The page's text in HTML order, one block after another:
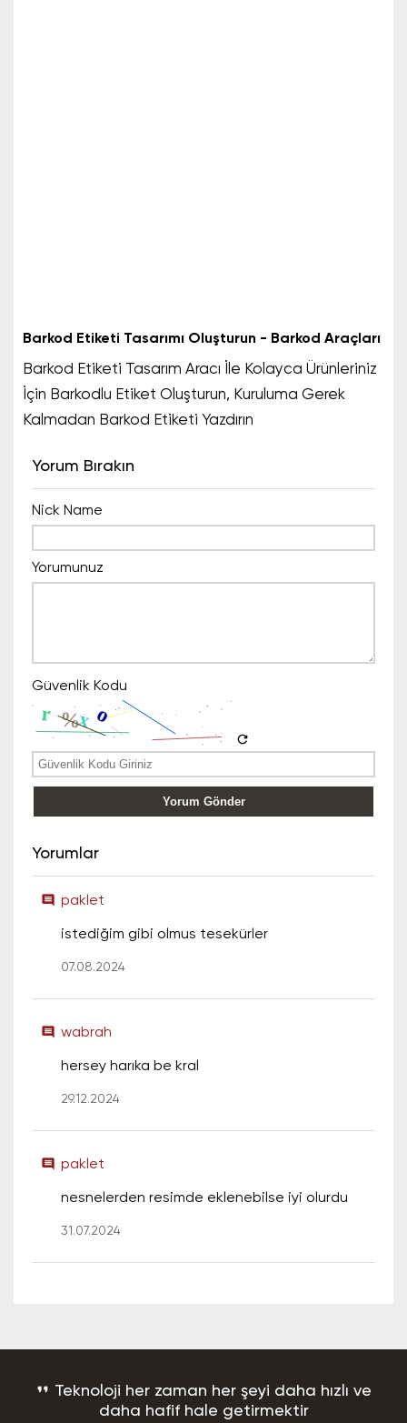
Barkod Etiketi Tasarımı Oluşturun - Barkod Araçları
Barkod Etiketi Tasarım Aracı İle Kolayca Ürünleriniz
İçin Barkodlu Etiket Oluşturun, Kuruluma Gerek
Kalmadan Barkod Etiketi Yazdırın
Yorum Bırakın
Nick Name
Yorumunuz
Güvenlik Kodu
refresh
Yorum Gönder
Yorumlar
comment paklet
istediğim gibi olmus tesekürler
07.08.2024
comment wabrah
hersey harıka be kral
29.12.2024
comment paklet
nesnelerden resimde eklenebilse iyi olurdu
31.07.2024
format_quote Teknoloji her zaman her şeyi daha hızlı ve
daha hafif hale getirmektir